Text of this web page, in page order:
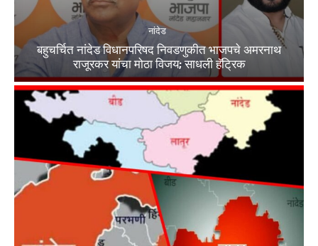
नांदेड
बहुचर्चित नांदेड विधानपरिषद निवडणुकीत भाजपचे अमरनाथ
राजूरकर यांचा मोठा विजय; साधली हॅट्रिक